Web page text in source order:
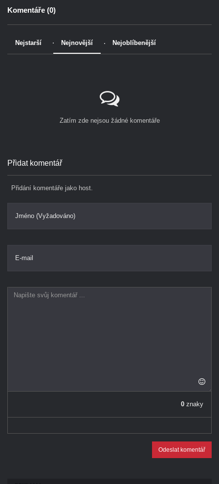
Komentáře (0)
Nejstarší Nejnovější Nejoblíbenější
Zatím zde nejsou žádné komentáře
Přidat komentář
Přidání komentáře jako host.
Jméno (Vyžadováno)
E-mail
0 znaky
Odeslat komentář